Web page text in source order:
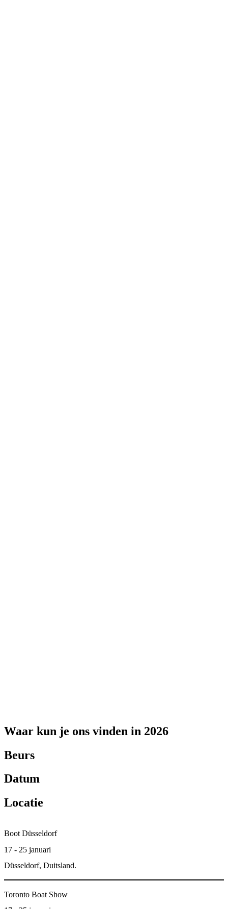
Waar kun je ons vinden in 2026
Beurs
Datum
Locatie
Boot Düsseldorf
17 - 25 januari
Düsseldorf, Duitsland.
Toronto Boat Show